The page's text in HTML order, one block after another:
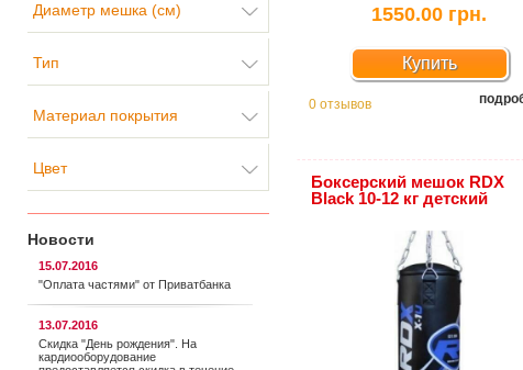
Диаметр мешка (см)
Тип
Материал покрытия
Цвет
Новости
15.07.2016
"Оплата частями" от Приватбанка
13.07.2016
Скидка "День рождения". На
кардиооборудование
1550.00 грн.
Купить
0 отзывов
Боксерский мешок RDX
Black 10-12 кг детский